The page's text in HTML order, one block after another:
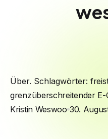
Über. Schlagwörter:
grenzüberschreitender E-
Kristin Weswoo 30.